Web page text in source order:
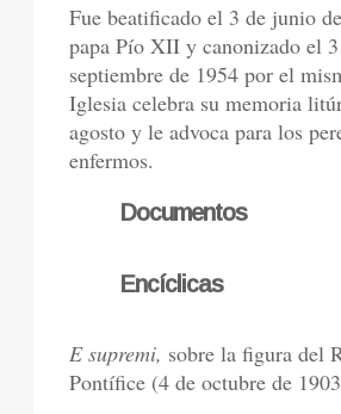
Fue beatificado el 3 de junio
papa Pío XII y canonizado el
septiembre de 1954 por el
Iglesia celebra su memoria
agosto y le advoca para los
enfermos.
Documentos
Encíclicas
E supremi, sobre la figura del
Pontífice (4 de octubre de